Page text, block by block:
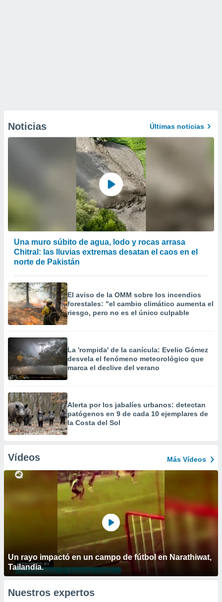
Noticias Últimas noticias
Una muro súbito de agua, lodo y rocas arrasa
Chitral: las lluvias extremas desatan el caos en el
norte de Pakistán
El aviso de la OMM sobre los incendios
forestales: "el cambio climático aumenta el
riesgo, pero no es el único culpable
La 'rompida' de la canícula: Evelio Gómez
desvela el fenómeno meteorológico que
marca el declive del verano
Alerta por los jabalíes urbanos: detectan
patógenos en 9 de cada 10 ejemplares de
la Costa del Sol
Vídeos Más Vídeos
Un rayo impactó en un campo de fútbol en Narathiwat,
Tailandia.
Nuestros expertos